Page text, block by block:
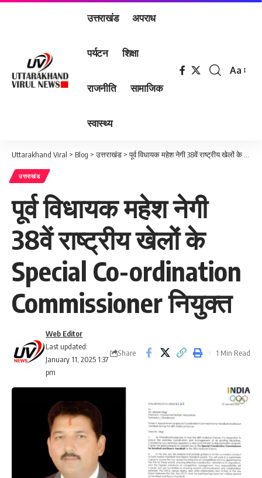
उत्तराखंड अपराध
पर्यटन शिक्षा
राजनीति सामाजिक
स्वास्थ्य
Font
Aa
Uttarakhand Viral > Blog >उत्तराखंड >पूर्व विधायक महेश नेगी 38वें राष्ट्रीय खेलों के Special Co-ordination Commissioner नियुक्त
उत्तराखंड
पूर्व विधायक महेश नेगी
38वें राष्ट्रीय खेलों के
Special Co-ordination
Commissioner नियुक्त
Last updated:
January 11, 2025 1:37
pm
Web Editor
Share 1 Min Read